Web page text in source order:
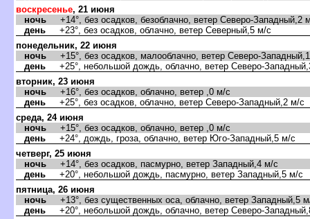
оскресенье, 21 июня
ночь +14°, без осадков, безоблачно, ветер Северо-Западный,2
день +23°, без осадков, облачно, ветер Северный,5 м/с
понедельник, 22 июня
ночь +15°, без осадков, малооблачно, ветер Северо-
день +25°, небольшой дождь, облачно, ветер Северо-
торник, 23 июня
ночь +16°, без осадков, облачно, ветер ,0 м/с
день +25°, без осадков, облачно, ветер Северо-Западный,2 м/с
среда, 24 июня
ночь +15°, без осадков, облачно, ветер ,0 м/с
день +24°, дождь, гроза, облачно, ветер Юго-Западный,5 м/с
четверг, 25 июня
ночь +14°, без осадков, пасмурно, ветер Западный,4 м/с
день +20°, небольшой дождь, пасмурно, ветер Западный,5 м/с
пятница, 26 июня
ночь +13°, без существенных оса, облачно, ветер Западный,5
день +20°, небольшой дождь, облачно, ветер Северо-